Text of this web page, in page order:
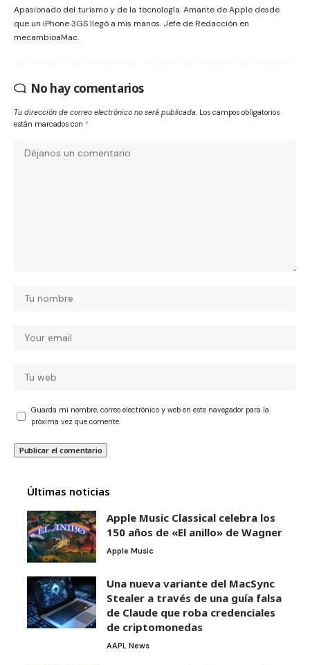
Apasionado del turismo y de la tecnología. Amante de Apple desde
que un iPhone 3GS llegó a mis manos. Jefe de Redacción en
mecambioaMac.
No hay comentarios
Tu dirección de correo electrónico no será publicada. Los campos obligatorios
están marcados con *
Guarda mi nombre, correo electrónico y web en este navegador para la
próxima vez que comente.
Últimas noticias
Apple Music Classical celebra los
150 años de «El anillo» de Wagner
Apple Music
Una nueva variante del MacSync
Stealer a través de una guía falsa
de Claude que roba credenciales
de criptomonedas
AAPL News